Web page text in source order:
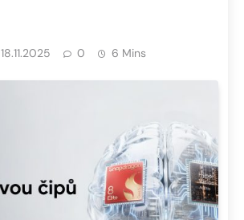
18.11.2025 0 6 Mins